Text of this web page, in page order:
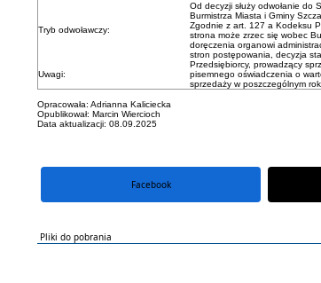
Tryb odwoławczy:
Od decyzji służy odwołanie do
Burmistrza Miasta i Gminy
Zgodnie z art. 127 a Kodeksu
strona może zrzec się wobec
doręczenia organowi
stron postępowania, decyzja
Uwagi:
Przedsiębiorcy, prowadzący
pisemnego oświadczenia o
sprzedaży w poszczególnym
Opracowała: Adrianna Kaliciecka
Opublikował: Marcin Wiercioch
Data aktualizacji: 08.09.2025
Facebook
Pliki do pobrania